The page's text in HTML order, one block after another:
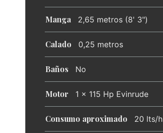
Manga 2,65 metros (8' 3")
Calado 0,25 metros
Baños No
Motor 1 x 115 Hp Evinrude
Consumo aproximado 20 lts/h